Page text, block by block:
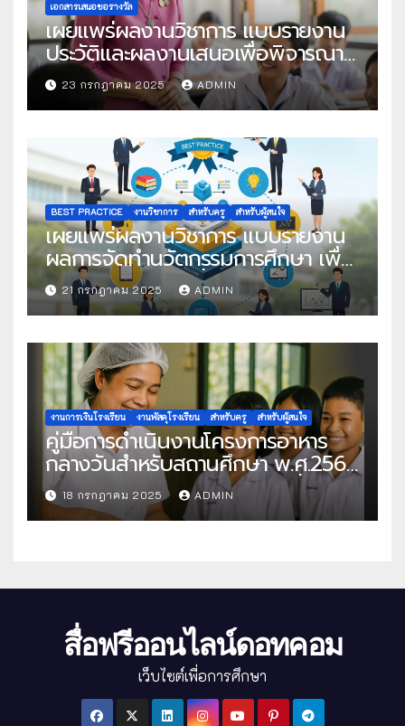
เอกสารเสนอขอรางวัล
เผยแพร่ผลงานวิชาการ แบบรายงาน
ประวัติและผลงานเสนอเพื่อพิจารณา
ในโครงการครูดีในดวงใจ ประจำปี
2568 ครั้งที่ 22
23 กรกฎาคม 2025 ADMIN
BEST PRACTICE งานวิชาการ สำหรับครู สำหรับผู้สนใจ
เผยแพร่ผลงานวิชาการ แบบรายงาน
ผลการจัดทำนวัตกรรมการศึกษา เพื่อ
คัดเลือกวิธีปฏิบัติที่เป็นเลิศ
21 กรกฎาคม 2025 ADMIN
งานการเงินโรงเรียน งานพัสดุโรงเรียน สำหรับครู สำหรับผู้สนใจ
คู่มือการดำเนินงานโครงการอาหาร
กลางวันสำหรับสถานศึกษา พ.ศ.2568
แนวทางครบถ้วนสู่การจัดการที่มี
ประสิทธิภาพ
18 กรกฎาคม 2025 ADMIN
สื่อฟรีออนไลน์ดอทคอม
เว็บไซต์เพื่อการศึกษา